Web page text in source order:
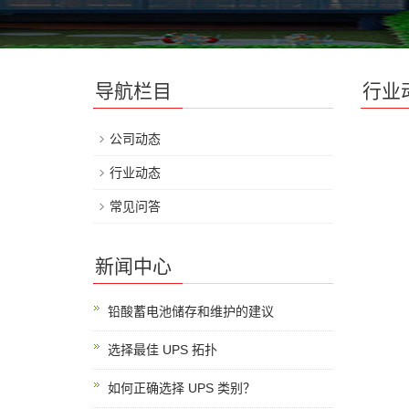
行业
导航栏目
公司动态
行业动态
常见问答
新闻中心
铅酸蓄电池储存和维护的建议
选择最佳 UPS 拓扑
如何正确选择 UPS 类别？